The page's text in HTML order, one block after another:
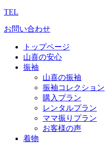
TEL
お問い合わせ
トップページ
山喜の安心
振袖
山喜の振袖
振袖コレクション
購入プラン
レンタルプラン
ママ振りプラン
お客様の声
着物